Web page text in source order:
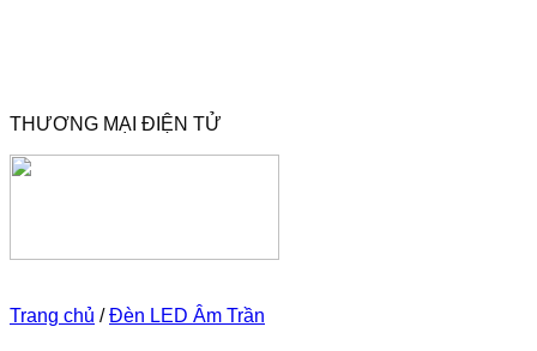
THƯƠNG MẠI ĐIỆN TỬ
Trang chủ / Đèn LED Âm Trần